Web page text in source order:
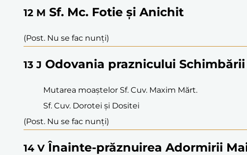
12 M Sf. Mc. Fotie și Anichit
(Post. Nu se fac nunți)
13 J Odovania praznicului
Mutarea moaștelor Sf. Cuv. Maxim Mărt.
Sf. Cuv. Dorotei și Dositei
(Post. Nu se fac nunți)
14 V Înainte-prăznuirea Adormirii